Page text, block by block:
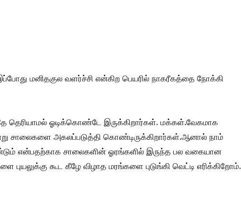
மனிதகுல வளர்ச்சி என்கிற பெயரில் நாகரீகத்தை நோக்கி
தெரியாமல் ஓடிக்கொண்டே இருக்கிறார்கள். மக்கள்.வேகமாக
சாலைகளை அகலப்படுத்தி கொண்டிருக்கிறார்கள்.ஆனால் நாம்
என்பதற்காக சாலைகளின் ஓரங்களில் இருந்த பல வகையான
கூட கீழே விழாத மரங்களை புடுங்கி வெட்டி எரிக்கிறோம்.